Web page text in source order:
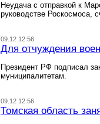
Неудача с отправкой к
руководстве Роскосмоса,
09.12 12:56
Для отчуждения
Президент РФ подписал
муниципалитетам.
09.12 12:56
Томская область